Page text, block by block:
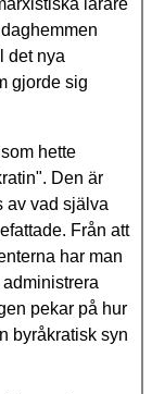
lärare
det nya
gjorde sig
hette
Den är
av vad själva
Från att
har man
pekar på hur
byråkratisk syn